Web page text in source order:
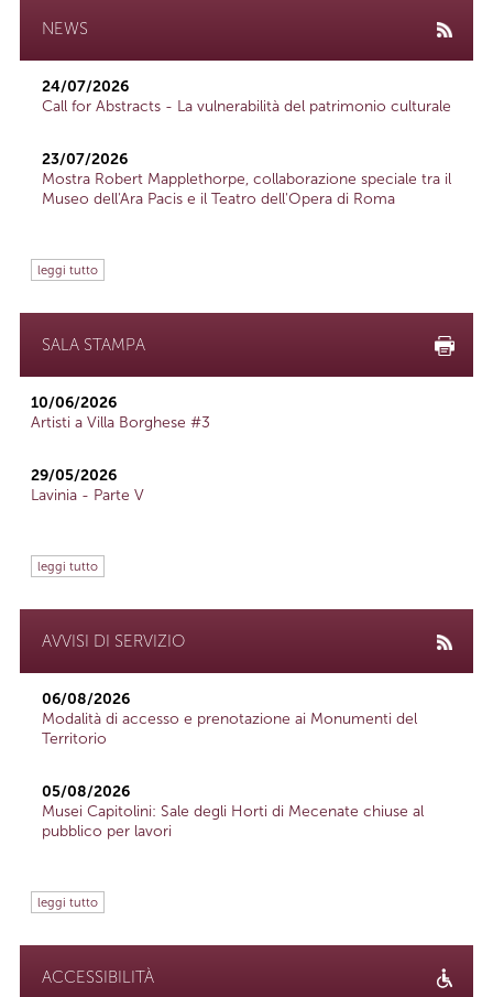
NEWS
24/07/2026
Call for Abstracts - La vulnerabilità del patrimonio culturale
23/07/2026
Mostra Robert Mapplethorpe, collaborazione speciale tra il
Museo dell'Ara Pacis e il Teatro dell'Opera di Roma
leggi tutto
SALA STAMPA
10/06/2026
Artisti a Villa Borghese #3
29/05/2026
Lavinia - Parte V
leggi tutto
AVVISI DI SERVIZIO
06/08/2026
Modalità di accesso e prenotazione ai Monumenti del
Territorio
05/08/2026
Musei Capitolini: Sale degli Horti di Mecenate chiuse al
pubblico per lavori
leggi tutto
ACCESSIBILITÀ